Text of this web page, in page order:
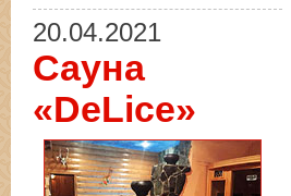
20.04.2021
Сауна
«DeLice»